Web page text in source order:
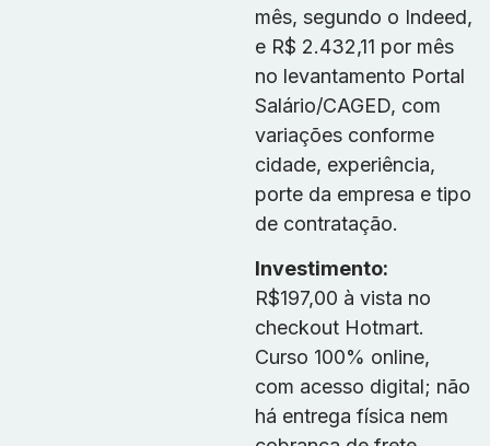
mês, segundo o Indeed,
e R$ 2.432,11 por mês
no levantamento Portal
Salário/CAGED, com
variações conforme
cidade, experiência,
porte da empresa e tipo
de contratação.
Investimento:
R$197,00 à vista no
checkout Hotmart.
Curso 100% online,
com acesso digital; não
há entrega física nem